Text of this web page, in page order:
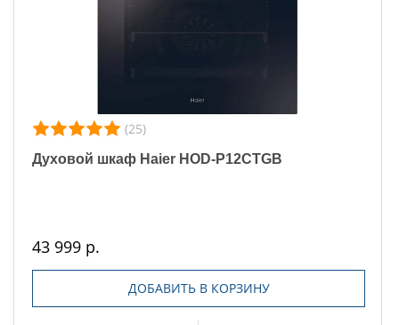
(25)
Духовой шкаф Haier HOD-P12CTGB
43 999 р.
ДОБАВИТЬ В КОРЗИНУ